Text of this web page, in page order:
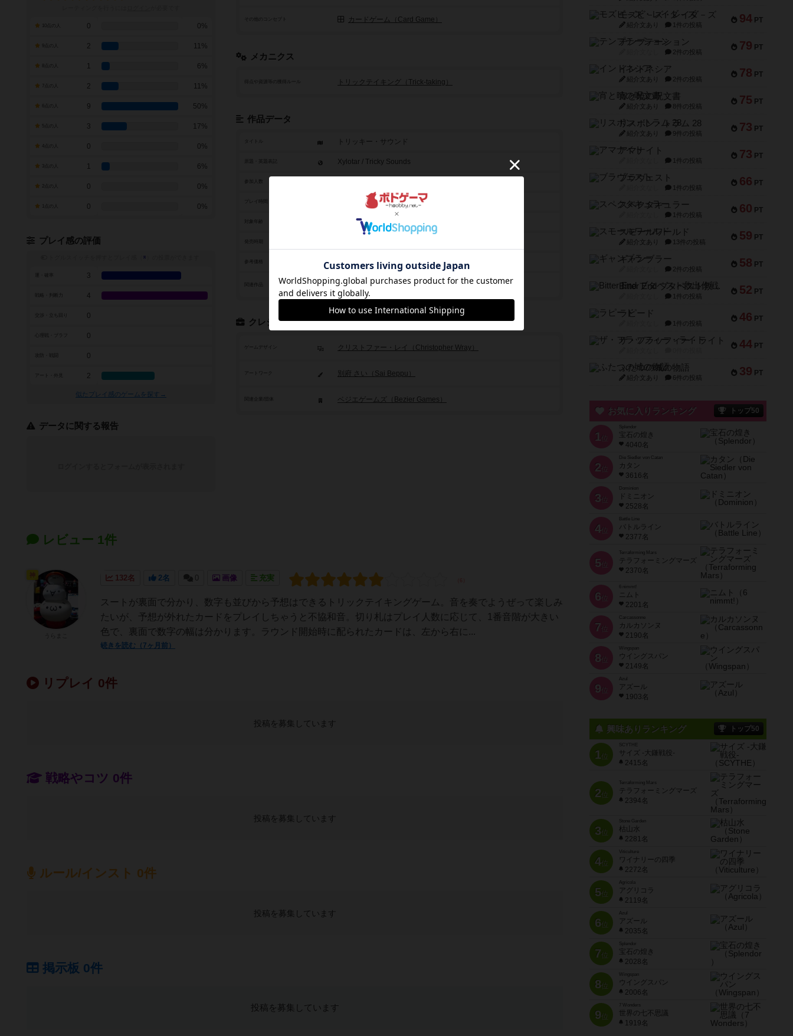
その他のコンセプト カードゲーム（Card Game）
メカニクス
トリックテイキング（Trick-taking）
作品データ
タイトル トリッキー・サウンド
Xylotar / Tricky Sounds
参加人数
30分前後
14歳から
参考価格 未登録
関連作品 シロタール：アンヒンジド（2025年）
クレジット
ゲームデザイン クリストファー・レイ（Christopher Wray）
アートワーク 別府 さい（Sai Beppu）
ベジエゲームズ（Bezier Games）
0 0%
2 11%
1 6%
7点の人 2 11%
9 50%
3 17%
0 0%
1 6%
0 0%
0 0%
プレイ感の評価
※
3
戦略・判断力 4
0
0
0
アート・外見 2
似たプレイ感のゲームを探す→
データに関する報告
レビュー 1件
132名 2名 0 画像 充実
スートが裏面で分かり、数字も並びから予想はできるトリックテイキングゲーム。音を奏でようぜって楽しみ
たいが、予想が外れたカードをプレイしちゃうと不協和音。切り札はプレイ人数に応じて、1番音階が大きい
色で、裏面で数字の幅は分かります。ラウンド開始時に配られたカードは、左から右に...
続きを読む（7ヶ月前）
リプレイ 0件
投稿を募集しています
戦略やコツ 0件
投稿を募集しています
ルール/インスト 0件
投稿を募集しています
掲示板 0件
投稿を募集しています
94 PT
モズビ－ズ・レイダ－ズ
紹介文あり 1件の投稿
79 PT
テンプテーション
2件の投稿
78 PT
インドネシア
紹介文あり 2件の投稿
75 PT
宵と暁の呪文書
紹介文あり 8件の投稿
73 PT
リスボン・トラム 28
紹介文あり 9件の投稿
73 PT
アマナイト
1件の投稿
66 PT
ブラヴェスト
1件の投稿
60 PT
スペクタキュラー
1件の投稿
59 PT
スモールワールド
紹介文あり 13件の投稿
58 PT
ギャンブラー
2件の投稿
52 PT
Bitter End ブタペスト救出作戦
1件の投稿
46 PT
ラピード
1件の投稿
44 PT
ザ・フラッフィー・ライト
39 PT
ふたつの城の物語
紹介文あり 6件の投稿
お気に入りランキング トップ50
1 位
宝石の煌き
4040名
2 位
Die Siedler von Catan
カタン
3616名
3 位
ドミニオン
2528名
4位
Battle Line
バトルライン
2377名
5 位
Terraforming Mars
テラフォーミングマーズ
2370名
6 位
ニムト
2201名
7 位
Carcassonne
カルカソンヌ
2190名
8 位
Wingspan
ウイングスパン
2149名
9 位
Azul
アズール
1903名
興味ありランキング トップ50
1位
SCYTHE
サイズ -大鎌戦役-
2415名
2位
Terraforming Mars
テラフォーミングマーズ
2394名
3位
Stone Garden
枯山水
2281名
4位
Viticulture
ワイナリーの四季
2272名
5位
Agricola
アグリコラ
2119名
6位
Azul
アズール
2035名
7位
宝石の煌き
2028名
8位
Wingspan
ウイングスパン
2006名
9位
7 Wonders
世界の七不思議
1919名